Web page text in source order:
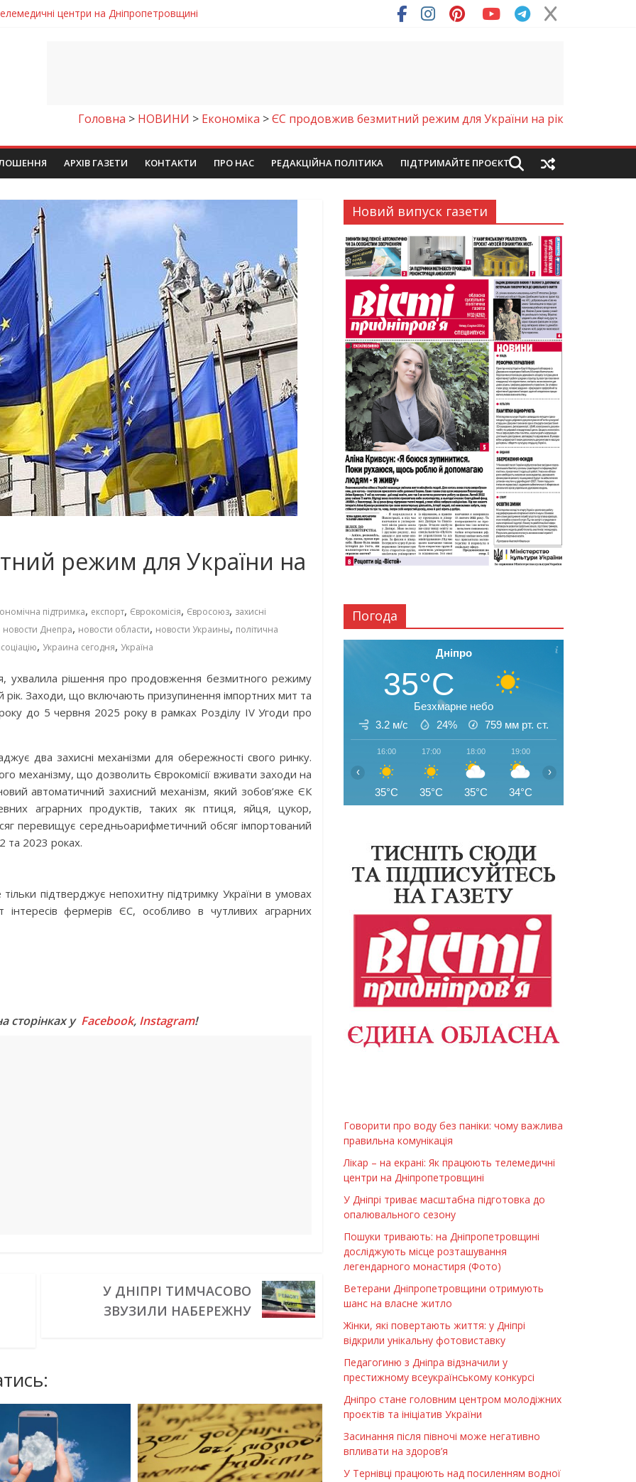
центри на Дніпропетровщині
досліджують місце розташування легендарного монастиря (Фото)
шанс на власне житло
важлива правильна комунікація
Головна > НОВИНИ > Економіка >ЄС продовжив безмитний режим для України на рік
АРХІВ ГАЗЕТИ КОНТАКТИ ПРО НАС РЕДАКЦІЙНА ПОЛІТИКА ПІДТРИМАЙТЕ ПРОЄКТ
режим для України на
підтримка, експорт, Єврокомісія, Євросоюз, захисні
новости Днепра, новости области, новости Украины, політична
, Украина сегодня, Україна
ухвалила рішення про продовження безмитного режиму
Заходи, що включають призупинення імпортних мит та
до 5 червня 2025 року в рамках Розділу IV Угоди про
два захисні механізми для обережності свого ринку.
механізму, що дозволить Єврокомісії вживати заходи на
автоматичний захисний механізм, який зобов’яже ЄК
аграрних продуктів, таких як птиця, яйця, цукор,
перевищує середньоарифметичний обсяг імпортований
та 2023 роках.
підтверджує непохитну підтримку України в умовах
інтересів фермерів ЄС, особливо в чутливих аграрних
сторінках у Facebook, Instagram!
У ДНІПРІ ТИМЧАСОВО
ЗВУЗИЛИ НАБЕРЕЖНУ
Новий випуск газети
Погода
Дніпро
35°C
Безхмарне небо
3.2 м/с
24% 759 мм рт. ст.
16:00
35°C
17:00
35°C
18:00
35°C
19:00
34°C
‹ ›
Говорити про воду без паніки: чому важлива
правильна комунікація
Лікар – на екрані: Як працюють телемедичні
центри на Дніпропетровщині
У Дніпрі триває масштабна підготовка до
опалювального сезону
Пошуки тривають: на Дніпропетровщині
досліджують місце розташування
легендарного монастиря (Фото)
Ветерани Дніпропетровщини отримують
шанс на власне житло
Жінки, які повертають життя: у Дніпрі
відкрили унікальну фотовиставку
Педагогиню з Дніпра відзначили у
престижному всеукраїнському конкурсі
Дніпро стане головним центром молодіжних
проєктів та ініціатив України
Засинання після півночі може негативно
впливати на здоров’я
У Тернівці працюють над посиленням водної